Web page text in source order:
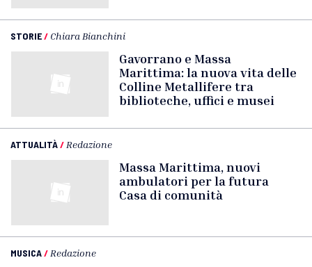
STORIE/ Chiara Bianchini
Gavorrano e Massa
Marittima: la nuova vita delle
Colline Metallifere tra
biblioteche, uffici e musei
ATTUALITÀ/ Redazione
Massa Marittima, nuovi
ambulatori per la futura
Casa di comunità
MUSICA/ Redazione